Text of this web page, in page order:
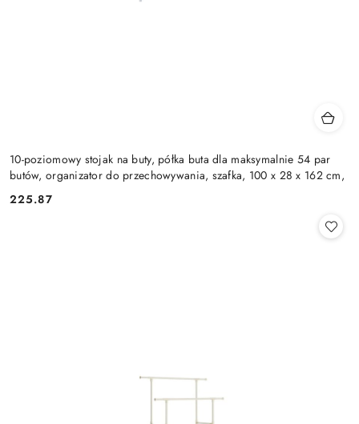
10-poziomowy stojak na buty, półka buta dla maksymalnie 54 par
butów, organizator do przechowywania, szafka, 100 x 28 x 162 cm,
Cena:
225.87